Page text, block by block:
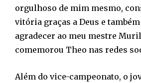
orgulhoso de mim mesmo,
vitória graças a Deus e
agradecer ao meu mestre
comemorou Theo nas redes
Além do vice-campeonato, o